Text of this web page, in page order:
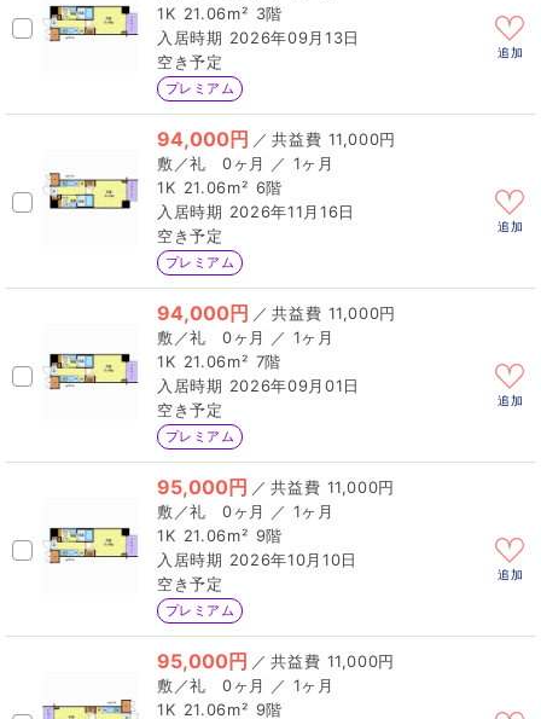
1K 21.06m² 3階
2026年09月13日
空き予定
プレミアム
追加
94,000円 ／
11,000円
0ヶ月 ／ 1ヶ月
1K 21.06m² 6階
2026年11月16日
空き予定
プレミアム
追加
94,000円 ／
11,000円
0ヶ月 ／ 1ヶ月
1K 21.06m² 7階
2026年09月01日
空き予定
プレミアム
追加
95,000円 ／
11,000円
0ヶ月 ／ 1ヶ月
1K 21.06m² 9階
2026年10月10日
空き予定
プレミアム
追加
95,000円 ／
11,000円
0ヶ月 ／ 1ヶ月
1K 21.06m² 9階